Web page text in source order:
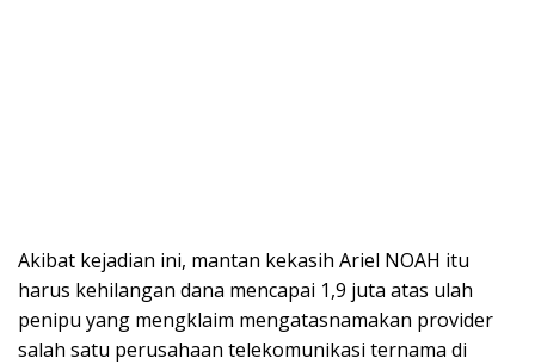
Akibat kejadian ini, mantan kekasih Ariel NOAH itu
harus kehilangan dana mencapai 1,9 juta atas ulah
penipu yang mengklaim mengatasnamakan provider
salah satu perusahaan telekomunikasi ternama di